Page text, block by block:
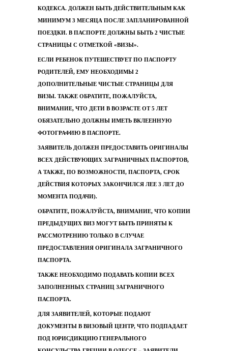
КОДЕКСА. ДОЛЖЕН БЫТЬ ДЕЙСТВИТЕЛЬНЫМ КАК
МИНИМУМ 3 МЕСЯЦА ПОСЛЕ ЗАПЛАНИРОВАННОЙ
ПОЕЗДКИ. В ПАСПОРТЕ ДОЛЖНЫ БЫТЬ 2 ЧИСТЫЕ
СТРАНИЦЫ С ОТМЕТКОЙ «ВИЗЫ».
ЕСЛИ РЕБЕНОК ПУТЕШЕСТВУЕТ ПО ПАСПОРТУ
РОДИТЕЛЕЙ, ЕМУ НЕОБХОДИМЫ 2
ДОПОЛНИТЕЛЬНЫЕ ЧИСТЫЕ СТРАНИЦЫ ДЛЯ
ВИЗЫ. ТАКЖЕ ОБРАТИТЕ, ПОЖАЛУЙСТА,
ВНИМАНИЕ, ЧТО ДЕТИ В ВОЗРАСТЕ ОТ 5 ЛЕТ
ОБЯЗАТЕЛЬНО ДОЛЖНЫ ИМЕТЬ ВКЛЕЕННУЮ
ФОТОГРАФИЮ В ПАСПОРТЕ.
ЗАЯВИТЕЛЬ ДОЛЖЕН ПРЕДОСТАВИТЬ ОРИГИНАЛЫ
ВСЕХ ДЕЙСТВУЮЩИХ ЗАГРАНИЧНЫХ ПАСПОРТОВ,
А ТАКЖЕ, ПО ВОЗМОЖНОСТИ, ПАСПОРТА, СРОК
ДЕЙСТВИЯ КОТОРЫХ ЗАКОНЧИЛСЯ ЛЕЕ 3 ЛЕТ ДО
МОМЕНТА ПОДАЧИ).
ОБРАТИТЕ, ПОЖАЛУЙСТА, ВНИМАНИЕ, ЧТО КОПИИ
ПРЕДЫДУЩИХ ВИЗ МОГУТ БЫТЬ ПРИНЯТЫ К
РАССМОТРЕНИЮ ТОЛЬКО В СЛУЧАЕ
ПРЕДОСТАВЛЕНИЯ ОРИГИНАЛА ЗАГРАНИЧНОГО
ПАСПОРТА.
ТАКЖЕ НЕОБХОДИМО ПОДАВАТЬ КОПИИ ВСЕХ
ЗАПОЛНЕННЫХ СТРАНИЦ ЗАГРАНИЧНОГО
ПАСПОРТА.
ДЛЯ ЗАЯВИТЕЛЕЙ, КОТОРЫЕ ПОДАЮТ
ДОКУМЕНТЫ В ВИЗОВЫЙ ЦЕНТР, ЧТО ПОДПАДАЕТ
ПОД ЮРИСДИКЦИЮ ГЕНЕРАЛЬНОГО